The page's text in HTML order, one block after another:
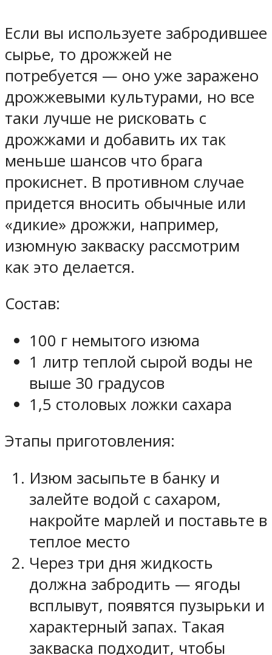
Если вы используете забродившее
сырье, то дрожжей не
потребуется — оно уже заражено
дрожжевыми культурами, но все
таки лучше не рисковать с
дрожжами и добавить их так
меньше шансов что брага
прокиснет. В противном случае
придется вносить обычные или
«дикие» дрожжи, например,
изюмную закваску рассмотрим
как это делается.
Состав:
100 г немытого изюма
1 литр теплой сырой воды не
выше 30 градусов
1,5 столовых ложки сахара
Этапы приготовления:
Изюм засыпьте в банку и
залейте водой с сахаром,
накройте марлей и поставьте в
теплое место
Через три дня жидкость
должна забродить — ягоды
всплывут, появятся пузырьки и
характерный запах. Такая
закваска подходит, чтобы